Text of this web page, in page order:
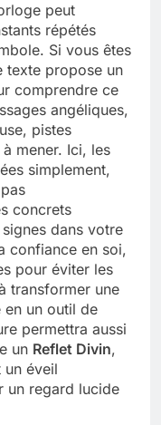
d’orientation
conçu pour
marques
en 2025
impatiens de
et entretien
de
pour votre jardin
peut
répétés
Si vous êtes
texte propose un
comprendre ce
angéliques,
pistes
mener. Ici, les
simplement,
concrets
dans votre
confiance en soi,
pour éviter les
transformer une
en un outil de
permettra aussi
un Reflet Divin,
un éveil
un regard lucide